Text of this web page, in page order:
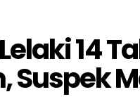
14
Suspek